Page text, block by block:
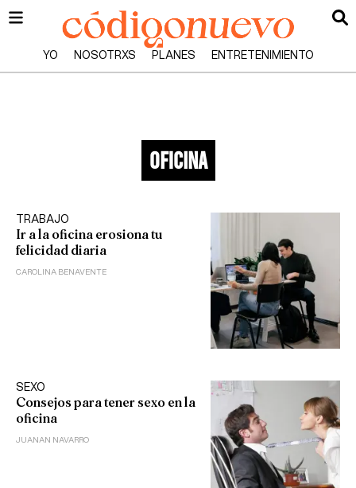
YO NOSOTRXS PLANES ENTRETENIMIENTO
oficina
TRABAJO
Ir a la oficina erosiona tu
felicidad diaria
CAROLINA BENAVENTE
SEXO
Consejos para tener sexo en la
oficina
JUANAN NAVARRO